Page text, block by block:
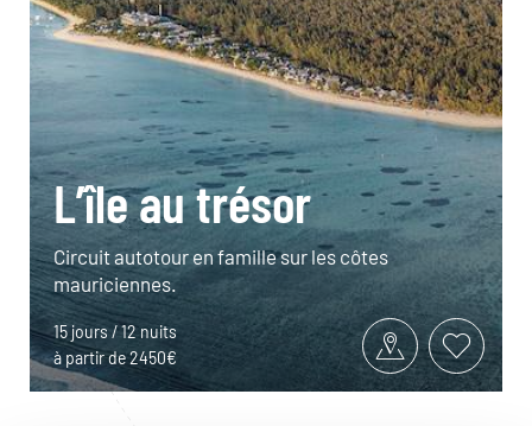
L’île au trésor
Circuit autotour en famille sur les côtes
mauriciennes.
15 jours / 12 nuits
à partir de 2450€